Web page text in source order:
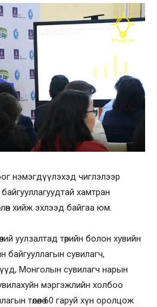
нэмэгдүүлэхэд чиглэлээр
хамтран
хийж эхлээд байгаа юм.
уулзалтад төрийн болон хувийн
байгууллагын сувилагч,
Монголын сувилагч нарын
мэргэжлийн холбоо
төлөөлө 60 гаруй хүн оролцож